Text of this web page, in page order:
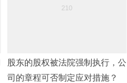
股东的股权被法院强制执行，公
司的章程可否制定应对措施？